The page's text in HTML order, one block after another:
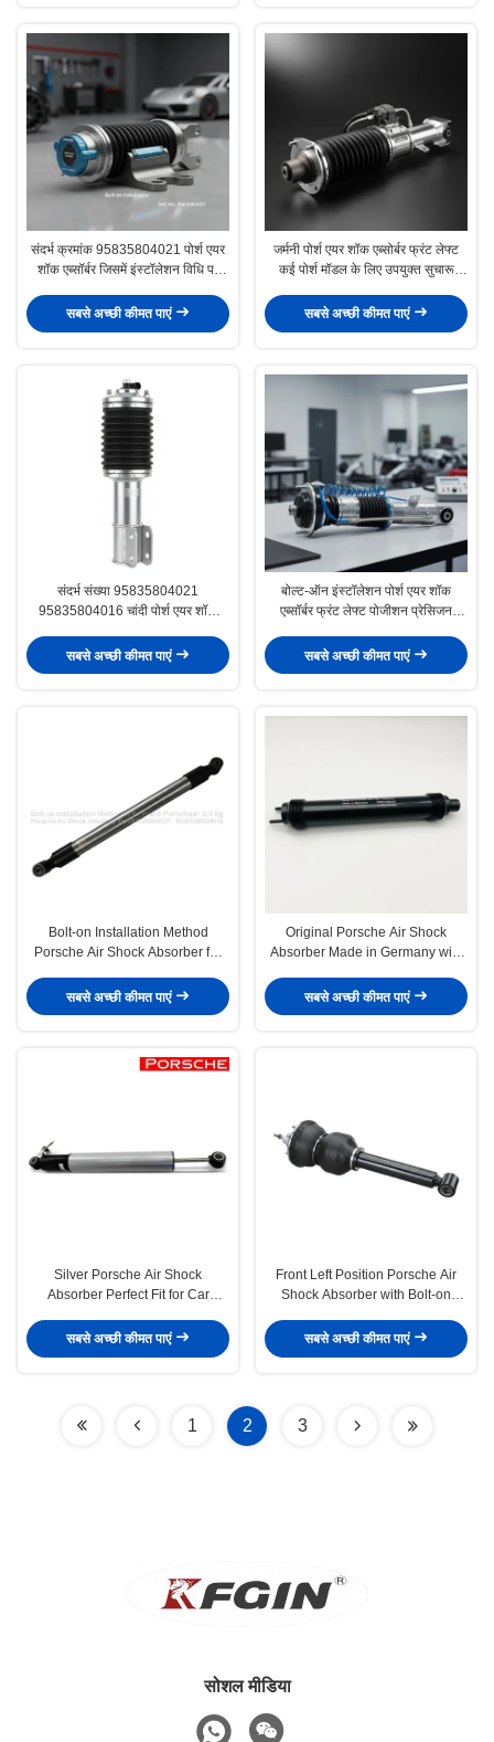
संदर्भ क्रमांक 95835804021 पोर्श एयर
शॉक एब्सॉर्बर जिसमें इंस्टॉलेशन विधि पर
डिमपिंग फोर्स है
सबसे अच्छी कीमत पाएं
जर्मनी पोर्श एयर शॉक एब्सोर्बर फ्रंट लेफ्ट
कई पोर्श मॉडल के लिए उपयुक्त सुचारू
सबसे अच्छी कीमत पाएं
संदर्भ संख्या 95835804021
95835804016 चांदी पोर्श एयर शॉक
प्रतिस्थापन भाग
सबसे अच्छी कीमत पाएं
बोल्ट-ऑन इंस्टॉलेशन पोर्श एयर शॉक
एब्सॉर्बर फ्रंट लेफ्ट पोजीशन प्रेसिजन
सबसे अच्छी कीमत पाएं
Bolt-on Installation Method
Porsche Air Shock Absorber for
95835804016
सबसे अच्छी कीमत पाएं
Original Porsche Air Shock
Absorber Made in Germany with
97034305235
सबसे अच्छी कीमत पाएं
Silver Porsche Air Shock
Absorber Perfect Fit for Car
सबसे अच्छी कीमत पाएं
Front Left Position Porsche Air
Shock Absorber with Bolt-on
सबसे अच्छी कीमत पाएं
1 2 3
सोशल मीडिया